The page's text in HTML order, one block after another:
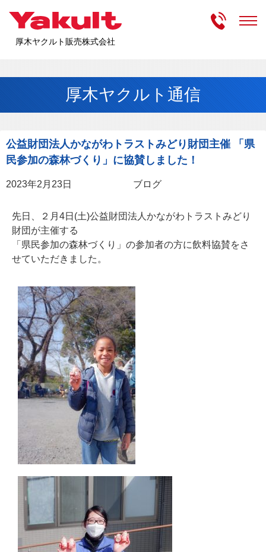
厚木ヤクルト販売株式会社
受付時
厚木ヤクルト通信
公益財団法人かながわトラストみどり財団主催 「県
民参加の森林づくり」に協賛しました！
2023年2月23日 ブログ
先日、２月4日(土)公益財団法人かながわトラストみどり
財団が主催する
「県民参加の森林づくり」の参加者の方に飲料協賛をさ
せていただきました。